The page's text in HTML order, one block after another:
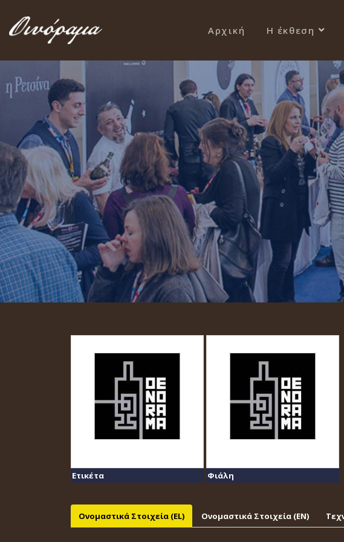
Αρχική Η έκθεση
Ετικέτα Φιάλη
Ονομαστικά Στοιχεία (EL) Ονομαστικά Στοιχεία (EΝ)